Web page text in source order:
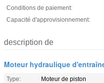
Conditions de paiement:
Capacité d'approvisionnement:
description de
Moteur hydraulique
Type:
Moteur de piston